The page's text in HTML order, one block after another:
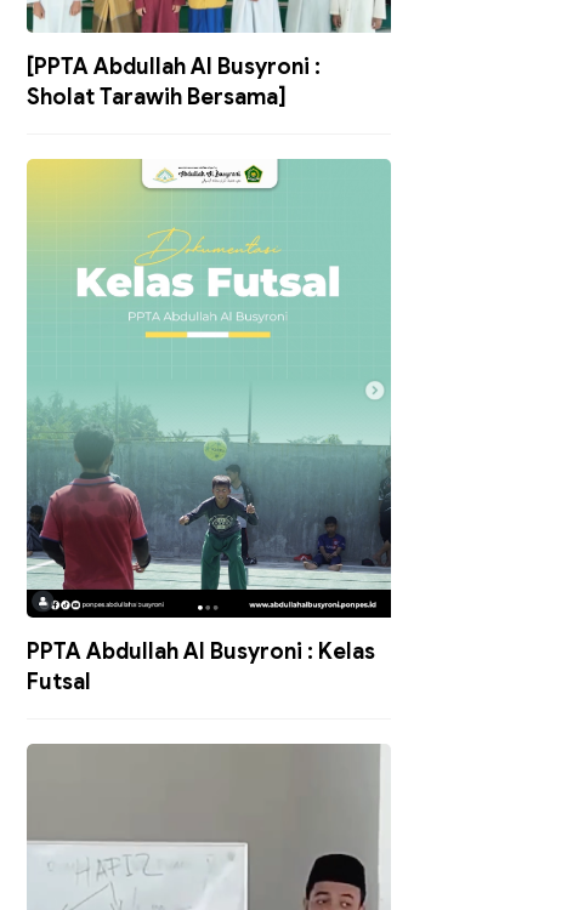
[PPTA Abdullah Al Busyroni :
Sholat Tarawih Bersama]
PPTA Abdullah Al Busyroni : Kelas
Futsal